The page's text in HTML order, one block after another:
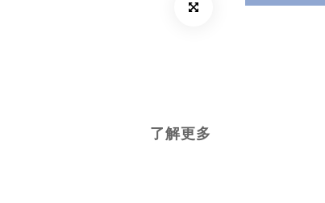
了解更多